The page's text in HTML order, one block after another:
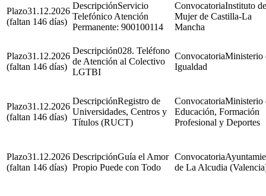
31.12.2026
(faltan 146 días)
Servicio
Telefónico Atención
Permanente: 900100114
Instituto
Mujer de Castilla-La
Mancha
31.12.2026
(faltan 146 días)
028. Teléfono
de Atención al Colectivo
LGTBI
Ministerio
Igualdad
31.12.2026
(faltan 146 días)
Registro de
Universidades, Centros y
Títulos (RUCT)
Ministerio
Educación, Formación
Profesional y Deportes
31.12.2026
(faltan 146 días)
Guía el Amor
Propio Puede con Todo
de La Alcudia